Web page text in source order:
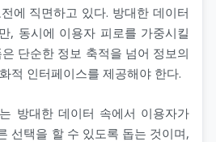
에 직면하고 있다. 방대한 데이터
, 동시에 이용자 피로를 가중시킬
단순한 정보 축적을 넘어 정보의
적 인터페이스를 제공해야 한다.
방대한 데이터 속에서 이용자가
선택을 할 수 있도록 돕는 것이며,